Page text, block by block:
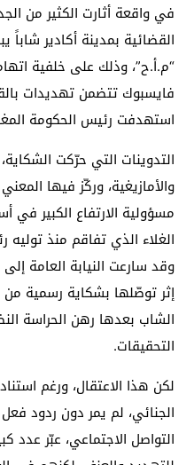
في واقعة أثارت الكثير من
“م.أ.ح”، وذلك على خلفية
فايسبوك تتضمن تهديدات
استهدفت رئيس الحكومة
التدوينات التي حرّكت
والأمازيغية، وركّز فيها
مسؤولية الارتفاع الكبير في
وقد سارعت النيابة العامة
إثر توصّلها بشكاية رسمية
الشاب بعدها رهن الحراسة
التحقيقات.
لكن هذا الاعتقال، ورغم
الجنائي، لم يمر دون ردود
التواصل الاجتماعي، عبّر عدد